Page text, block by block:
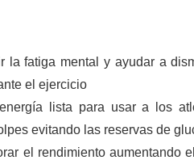
la fatiga mental y ayudar a
el ejercicio
lista para usar a los
evitando las reservas de
el rendimiento aumentando